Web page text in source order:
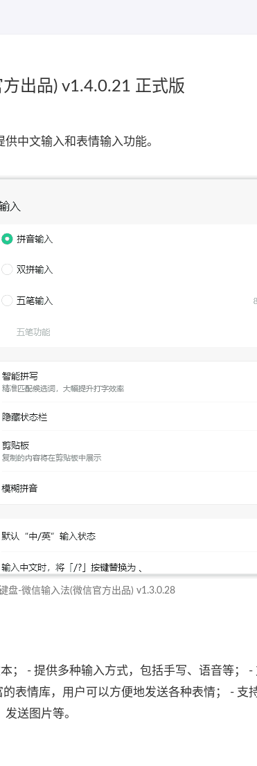
出品) v1.4.0.21 正式版
中文输入和表情输入功能。
盘-微信输入法(微信官方出品) v1.3.0.28
； - 提供多种输入方式，包括手写、语音等； -
表情库，用户可以方便地发送各种表情； - 支
送图片等。